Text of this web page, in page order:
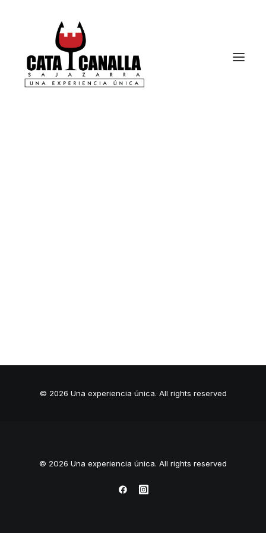
© 2026 Una experiencia única. All rights reserved
© 2026 Una experiencia única. All rights reserved